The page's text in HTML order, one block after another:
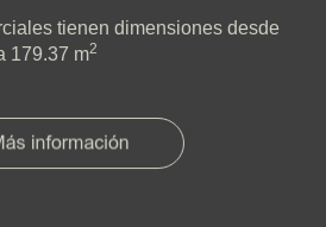
tienen dimensiones desde
179.37 m2